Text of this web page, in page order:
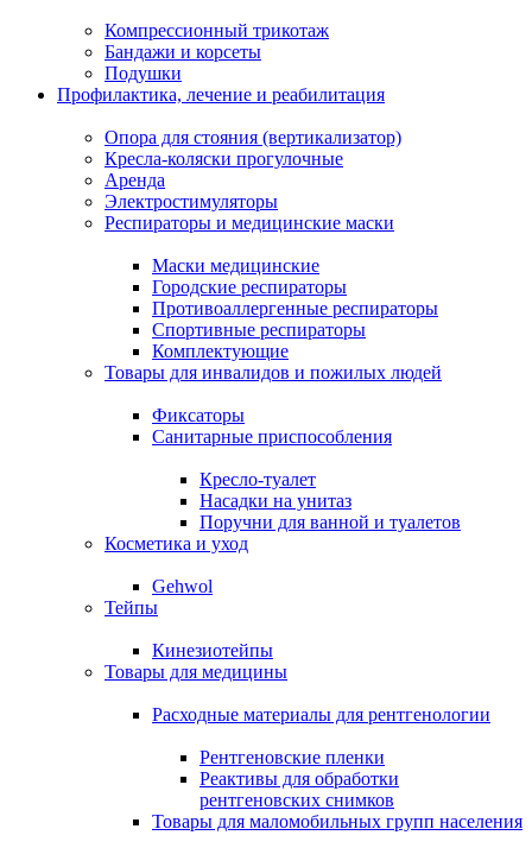
Компрессионный трикотаж
Бандажи и корсеты
Подушки
Профилактика, лечение и реабилитация
Опора для стояния (вертикализатор)
Кресла-коляски прогулочные
Аренда
Электростимуляторы
Респираторы и медицинские маски
Маски медицинские
Городские респираторы
Противоаллергенные респираторы
Спортивные респираторы
Комплектующие
Товары для инвалидов и пожилых людей
Фиксаторы
Санитарные приспособления
Кресло-туалет
Насадки на унитаз
Поручни для ванной и туалетов
Косметика и уход
Gehwol
Тейпы
Кинезиотейпы
Товары для медицины
Расходные материалы для рентгенологии
Рентгеновские пленки
Реактивы для обработки
рентгеновских снимков
Товары для маломобильных групп населения